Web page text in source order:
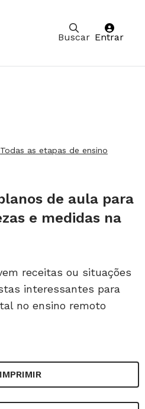
Buscar Entrar
Todas as etapas de ensino
de aula para
e medidas na
receitas ou situações
interessantes para
no ensino remoto